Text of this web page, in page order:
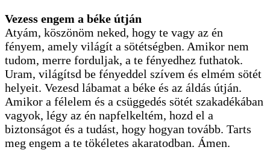
Vezess engem a béke útján
Atyám, köszönöm neked, hogy te vagy az én
fényem, amely világít a sötétségben. Amikor nem
tudom, merre forduljak, a te fényedhez futhatok.
Uram, világítsd be fényeddel szívem és elmém sötét
helyeit. Vezesd lábamat a béke és az áldás útján.
Amikor a félelem és a csüggedés sötét szakadékában
vagyok, légy az én napfelkeltém, hozd el a
biztonságot és a tudást, hogy hogyan tovább. Tarts
meg engem a te tökéletes akaratodban. Ámen.